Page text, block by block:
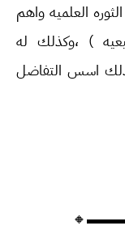
العلميه واهم
) ،وكذلك له
اسس التفاضل